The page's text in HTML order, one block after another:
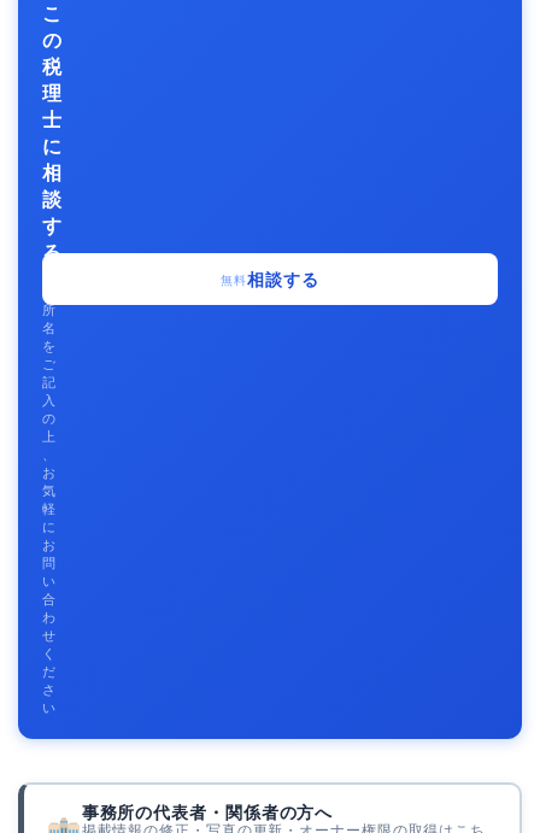
こ
の
税
理
士
に
相
談
す
る
所
名
を
ご
記
入
の
上
、
お
気
軽
に
お
問
い
合
わ
せ
く
だ
さ
い
無料相談する
事務所の代表者・関係者の方へ